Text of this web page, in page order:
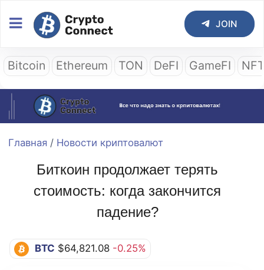
JOIN
Bitcoin Ethereum TON DeFI GameFI
Главная / Новости криптовалют
Биткоин продолжает терять
стоимость: когда закончится
падение?
BTC $64,821.08 -0.25%